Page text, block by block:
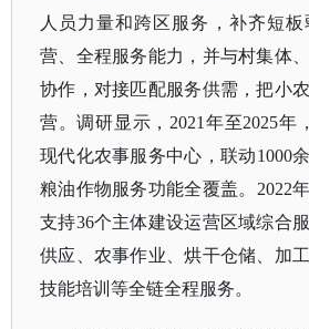
人员力量和跨区服务，补齐短
营、全程服务能力，并与村集体
协作，对接匹配服务供需，把小
营。调研显示， 2021年至2025年
现代化农事服务中心，联动1000
粮油作物服务功能全覆盖。2022
支持36个主体建设运营区域综合
供应、农事作业、烘干仓储、加
技能培训等全链全程服务。